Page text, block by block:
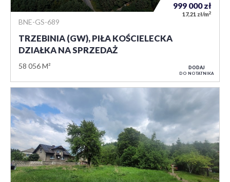
BNE-GS-689
TRZEBINIA (GW), PIŁA KOŚCIELECKA
DZIAŁKA NA SPRZEDAŻ
58 056 M²
999 000zł
17,21 zł/m2
DODAJ
DO NOTATNIKA